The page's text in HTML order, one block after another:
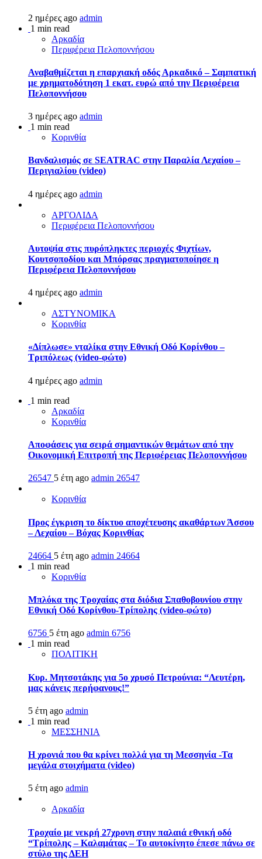
2 ημέρες ago admin
1 min read
Αρκαδία
Περιφέρεια Πελοποννήσου
Αναβαθμίζεται η επαρχιακή οδός Αρκαδικό – Σαμπατική
με χρηματοδότηση 1 εκατ. ευρώ από την Περιφέρεια
Πελοποννήσου
3 ημέρες ago admin
1 min read
Κορινθία
Βανδαλισμός σε SEATRAC στην Παραλία Λεχαίου –
Περιγιαλίου (video)
4 ημέρες ago admin
ΑΡΓΟΛΙΔΑ
Περιφέρεια Πελοποννήσου
Αυτοψία στις πυρόπληκτες περιοχές Φιχτίων,
Κουτσοποδίου και Μπόρσας πραγματοποίησε η
Περιφέρεια Πελοποννήσου
4 ημέρες ago admin
ΑΣΤΥΝΟΜΙΚΑ
Κορινθία
«Δίπλωσε» νταλίκα στην Εθνική Oδό Κορίνθου –
Τριπόλεως (video-φώτο)
4 ημέρες ago admin
1 min read
Αρκαδία
Κορινθία
Αποφάσεις για σειρά σημαντικών θεμάτων από την
Οικονομική Επιτροπή της Περιφέρειας Πελοποννήσου
26547 5 έτη ago admin 26547
Κορινθία
Προς έγκριση το δίκτυο αποχέτευσης ακαθάρτων Άσσου
– Λεχαίου – Βόχας Κορινθίας
24664 5 έτη ago admin 24664
1 min read
Κορινθία
Μπλόκα της Τροχαίας στα διόδια Σπαθοβουνίου στην
Εθνική Οδό Κορίνθου-Τρίπολης (video-φώτο)
6756 5 έτη ago admin 6756
1 min read
ΠΟΛΙΤΙΚΗ
Κυρ. Μητσοτάκης για 5ο χρυσό Πετρούνια: “Λευτέρη,
μας κάνεις περήφανους!”
5 έτη ago admin
1 min read
ΜΕΣΣΗΝΙΑ
Η χρονιά που θα κρίνει πολλά για τη Μεσσηνία -Τα
μεγάλα στοιχήματα (video)
5 έτη ago admin
Αρκαδία
Τροχαίο με νεκρή 27χρονη στην παλαιά εθνική οδό
“Τρίπολης – Καλαμάτας – Το αυτοκίνητο έπεσε πάνω σε
στύλο της ΔΕΗ